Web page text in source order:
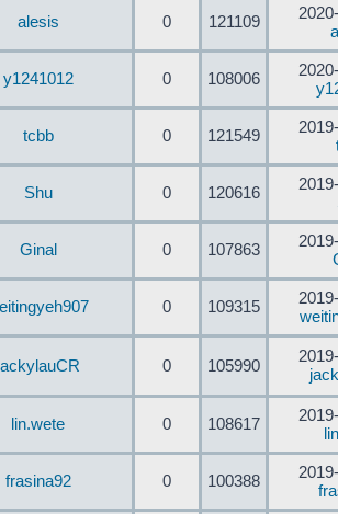
alesis 0 121109
y1241012 0 108006
tcbb 0 121549
Shu 0 120616
Ginal 0 107863
0 109315
0 105990
lin.wete 0 108617
frasina92 0 100388